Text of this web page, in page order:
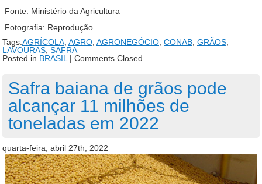
Fonte: Ministério da Agricultura
Fotografia: Reprodução
Tags:AGRÍCOLA AGRO AGRONEGÓCIO CONAB GRÃOS
LAVOURAS SAFRA
Posted in BRASIL | Comments Closed
Safra baiana de grãos pode
alcançar 11 milhões de
toneladas em 2022
quarta-feira, abril 27th, 2022